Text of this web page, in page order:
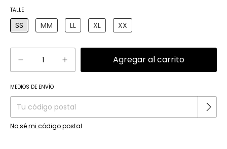
TALLE
SS MM LL XL XX
Entregas para el CP:
MEDIOS DE ENVÍO
No sé mi código postal